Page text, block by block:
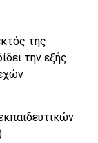
της
την εξής